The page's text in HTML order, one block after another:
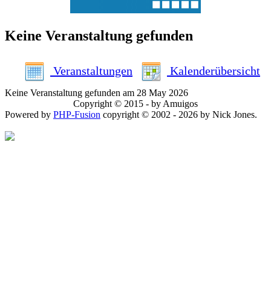
Keine Veranstaltung gefunden
Veranstaltungen Kalenderübersicht
Keine Veranstaltung gefunden am 28 May 2026
Copyright © 2015 - by Amuigos
Powered by PHP-Fusion copyright © 2002 - 2026 by Nick Jones.